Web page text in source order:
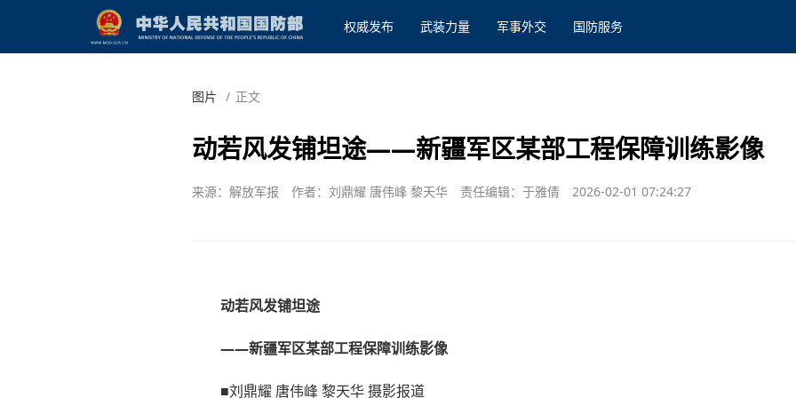
权威发布 武装力量 军事外交 国防服务
图片 / 正文
动若风发铺坦途——新疆军区某部工程保障训练影像
来源：解放军报 作者：刘鼎耀 唐伟峰 黎天华 责任编辑：于雅倩 2026-02-01 07:24:27
动若风发铺坦途
——新疆军区某部工程保障训练影像
■刘鼎耀 唐伟峰 黎天华 摄影报道